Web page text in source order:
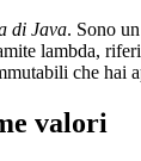
di Java. Sono
lambda,
che hai
valori